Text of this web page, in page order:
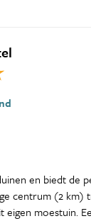
en biedt de
centrum (2
moestuin.